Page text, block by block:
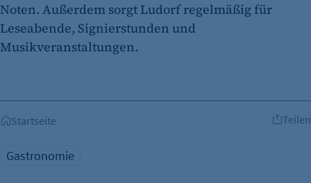
Noten. Außerdem sorgt Ludorf regelmäßig für
Leseabende, Signierstunden und
Musikveranstaltungen.
Startseite Teilen
Gastronomie